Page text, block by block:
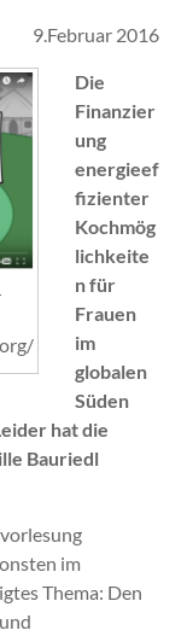
9.Februar 2016
Die
Finanzier
ung
energieef
fizienter
Kochmög
lichkeite
n für
Frauen
im
globalen
Süden
hat die
Bauriedl
im
Thema: Den